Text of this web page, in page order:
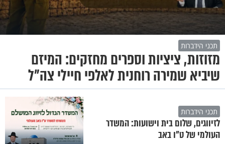
תכני הידברות
מזוזות, ציציות וספרים מחזקים: המיזם
שיביא שמירה רוחנית לאלפי חיילי צה"ל
תכני הידברות
לזיווגים, שלום בית וישועות: המשדר
העולמי של ט"ו באב